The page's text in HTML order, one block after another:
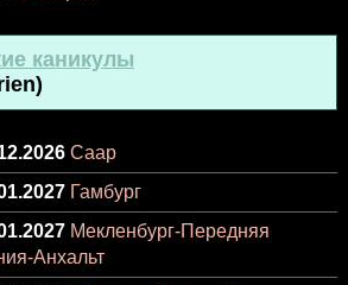
каникулы
Саар
Гамбург
Мекленбург-Передняя
Анхальт